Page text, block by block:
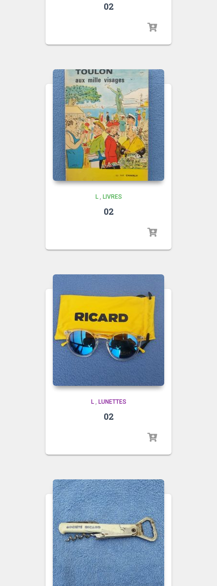
02
L, LIVRES
02
L, LUNETTES
02